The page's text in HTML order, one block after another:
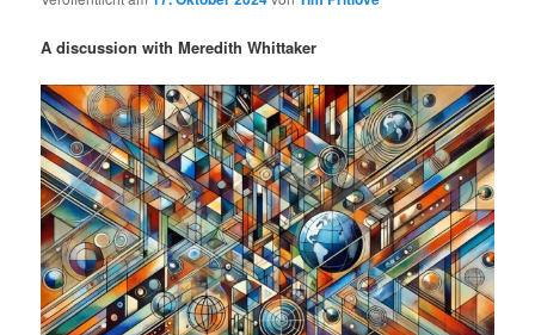
m
ä
r
e
n
I
u
n
d
ä
r
e
n
v
i
g
a
t
i
o
n
A discussion with Meredith Whittaker